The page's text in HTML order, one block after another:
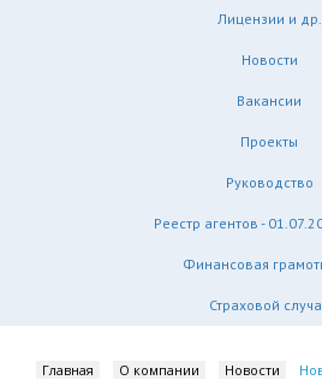
Лицензии и др.
Новости
Вакансии
Проекты
Руководство
Реестр агентов -
Финансовая
Страховой
Главная О компании Новости